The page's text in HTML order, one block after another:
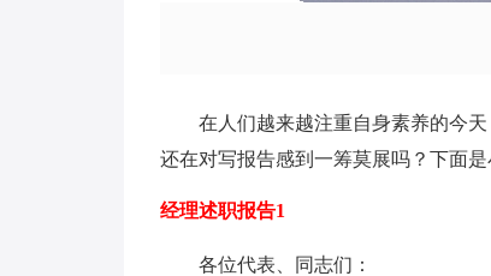
在人们越来越注重自身素养的今
还在对写报告感到一筹莫展吗？下面
经理述职报告1
各位代表、同志们：